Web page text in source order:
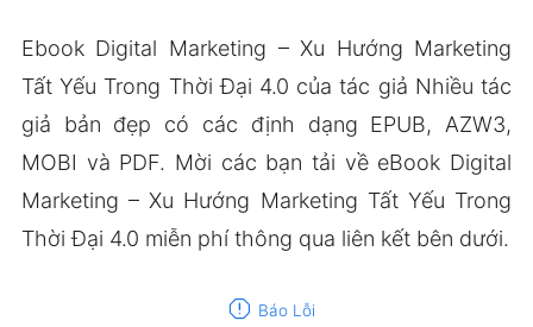
Ebook Digital Marketing – Xu Hướng Marketing
Tất Yếu Trong Thời Đại 4.0 của tác giả Nhiều tác
giả bản đẹp có các định dạng EPUB, AZW3,
MOBI và PDF. Mời các bạn tải về eBook Digital
Marketing – Xu Hướng Marketing Tất Yếu Trong
Thời Đại 4.0 miễn phí thông qua liên kết bên dưới.
report Báo Lỗi